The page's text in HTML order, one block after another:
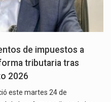
de impuestos a
tributaria tras
2026
este martes 24 de